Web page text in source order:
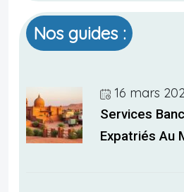
Nos guides :
16 mars
Services
Expatriés Au